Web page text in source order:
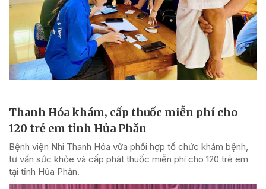
Thanh Hóa khám, cấp thuốc miễn phí cho
120 trẻ em tỉnh Hủa Phăn
Bệnh viện Nhi Thanh Hóa vừa phối hợp tổ chức khám bệnh,
tư vấn sức khỏe và cấp phát thuốc miễn phí cho 120 trẻ em
tại tỉnh Hủa Phăn.